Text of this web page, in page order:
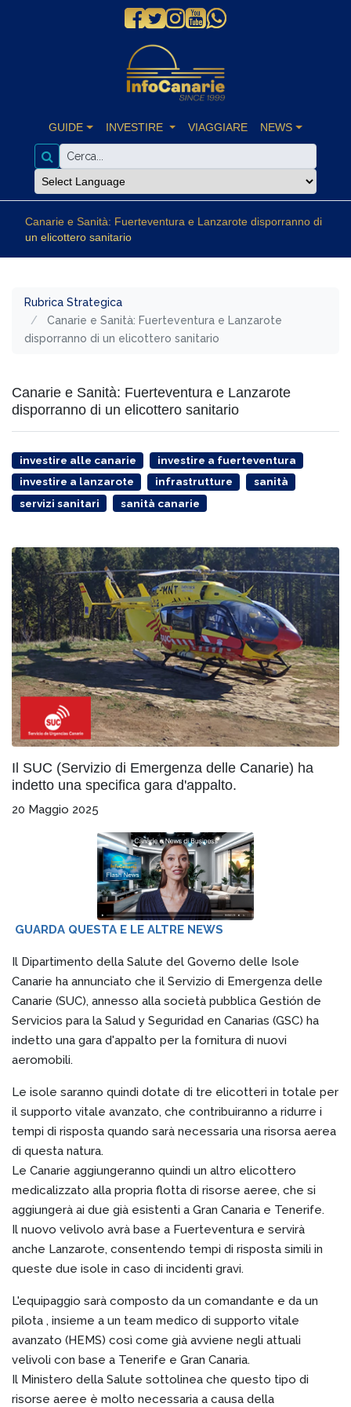
GUIDE INVESTIRE VIAGGIARE NEWS
Canarie e Sanità: Fuerteventura e Lanzarote disporranno di
un elicottero sanitario
Rubrica Strategica
Canarie e Sanità: Fuerteventura e Lanzarote
disporranno di un elicottero sanitario
Canarie e Sanità: Fuerteventura e Lanzarote
disporranno di un elicottero sanitario
investire alle canarie
investire a fuerteventura
investire a lanzarote
infrastrutture
sanità
servizi sanitari
sanità canarie
Il SUC (Servizio di Emergenza delle Canarie) ha
indetto una specifica gara d'appalto.
20 Maggio 2025
GUARDA QUESTA E LE ALTRE NEWS
Il Dipartimento della Salute del Governo delle Isole
Canarie ha annunciato che il Servizio di Emergenza delle
Canarie (SUC), annesso alla società pubblica Gestión de
Servicios para la Salud y Seguridad en Canarias (GSC) ha
indetto una gara d'appalto per la fornitura di nuovi
aeromobili.
Le isole saranno quindi dotate di tre elicotteri in totale per
il supporto vitale avanzato, che contribuiranno a ridurre i
tempi di risposta quando sarà necessaria una risorsa aerea
di questa natura.
Le Canarie aggiungeranno quindi un altro elicottero
medicalizzato alla propria flotta di risorse aeree, che si
aggiungerà ai due già esistenti a Gran Canaria e Tenerife.
Il nuovo velivolo avrà base a Fuerteventura e servirà
anche Lanzarote, consentendo tempi di risposta simili in
queste due isole in caso di incidenti gravi.
L'equipaggio sarà composto da un comandante e da un
pilota , insieme a un team medico di supporto vitale
avanzato (HEMS) così come già avviene negli attuali
velivoli con base a Tenerife e Gran Canaria.
Il Ministero della Salute sottolinea che questo tipo di
risorse aeree è molto necessaria a causa della